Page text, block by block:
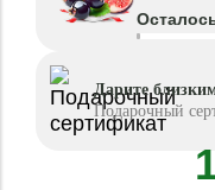
Дарите
Подарочный